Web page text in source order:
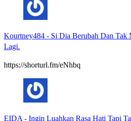
Kourtney484 - Si Dia Berubah Dan Tak
Lagi.
https://shorturl.fm/eNhbq
EIDA - Ingin Luahkan Rasa Hati Tapi